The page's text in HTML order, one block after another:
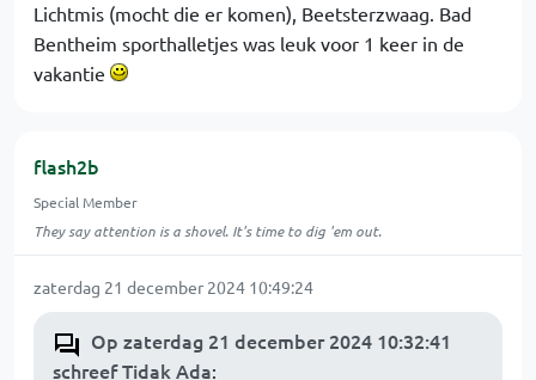
Lichtmis (mocht die er komen), Beetsterzwaag. Bad
Bentheim sporthalletjes was leuk voor 1 keer in de
vakantie
flash2b
Special Member
They say attention is a shovel. It's time to dig 'em out.
zaterdag 21 december 2024 10:49:24
Op zaterdag 21 december 2024 10:32:41
schreef Tidak Ada: